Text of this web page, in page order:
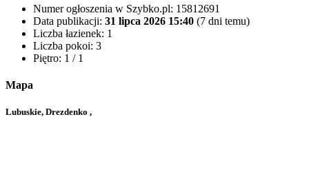
Numer ogłoszenia w Szybko.pl: 15812691
Data publikacji: 31 lipca 2026 15:40 (7 dni temu)
Liczba łazienek: 1
Liczba pokoi: 3
Piętro: 1 / 1
Mapa
Lubuskie, Drezdenko ,